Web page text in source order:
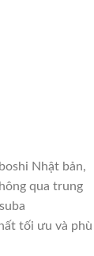
Nhật bản,
qua trung
tối ưu và phù